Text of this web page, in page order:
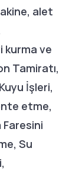
alet
kurma ve
Tamiratı,
İşleri,
etme,
Faresini
Su